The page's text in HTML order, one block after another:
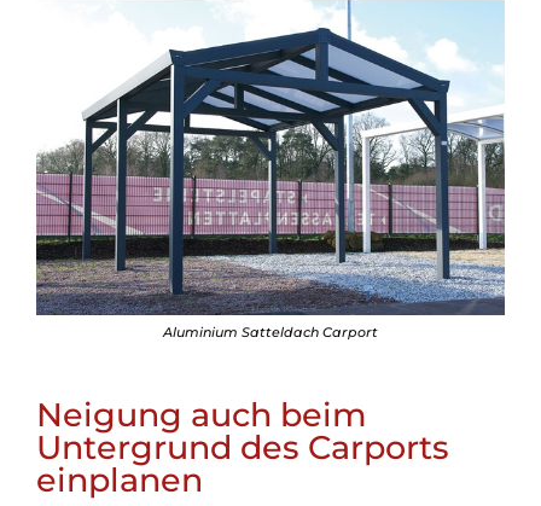
Aluminium Satteldach Carport
Neigung auch beim
Untergrund des Carports
einplanen